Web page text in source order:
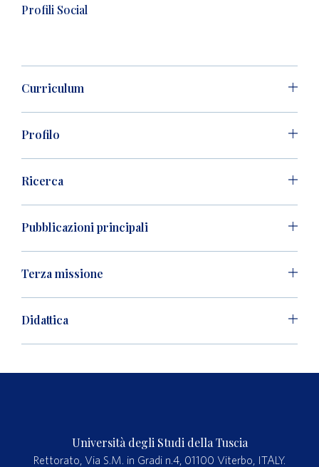
Profili Social
Curriculum
Profilo
Ricerca
Pubblicazioni principali
Terza missione
Didattica
Università degli Studi della Tuscia
Rettorato, Via S.M. in Gradi n.4, 01100 Viterbo, ITALY.